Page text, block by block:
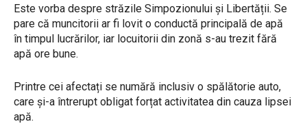
Este vorba despre străzile Simpozionului și Libertății. Se
pare că muncitorii ar fi lovit o conductă principală de apă
în timpul lucrărilor, iar locuitorii din zonă s-au trezit fără
apă ore bune.
Printre cei afectați se numără inclusiv o spălătorie auto,
care și-a întrerupt obligat forțat activitatea din cauza lipsei
apă.